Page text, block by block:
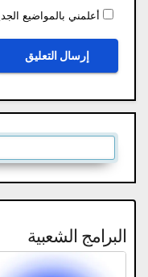
أعلمني بالمواضيع
البرامج الشعبية